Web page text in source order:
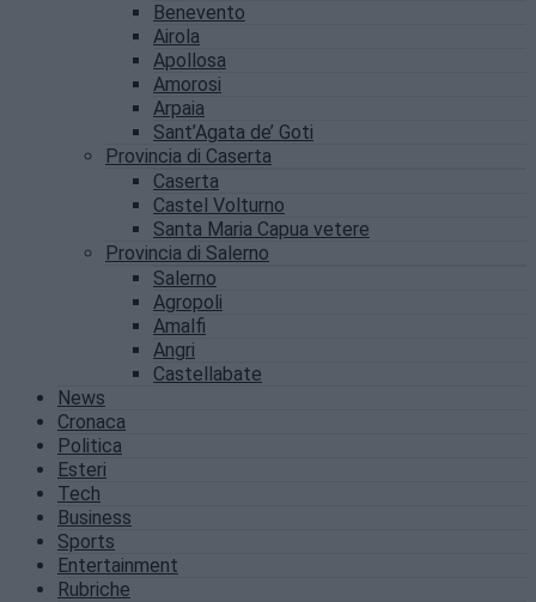
Benevento
Airola
Apollosa
Amorosi
Arpaia
Sant’Agata de’ Goti
Provincia di Caserta
Caserta
Castel Volturno
Santa Maria Capua vetere
Provincia di Salerno
Salerno
Agropoli
Amalfi
Angri
Castellabate
News
Cronaca
Politica
Esteri
Tech
Business
Sports
Entertainment
Rubriche